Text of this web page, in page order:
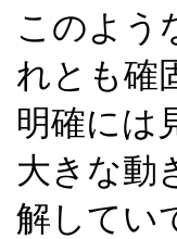
このよう
れとも確
明確には
大きな動
解してい